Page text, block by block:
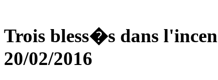
Trois bless�s dans
20/02/2016